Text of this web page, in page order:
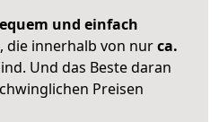
und einfach
, die innerhalb von nurca.
Und das Beste daran
Preisen